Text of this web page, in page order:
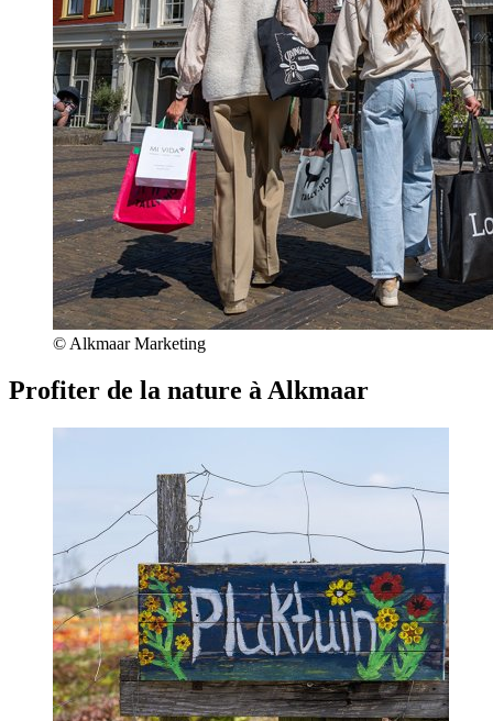
© Alkmaar Marketing
Profiter de la nature à Alkmaar